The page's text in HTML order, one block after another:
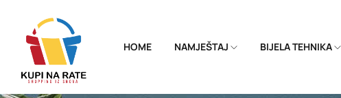
HOME NAMJEŠTAJ BIJELA TEHNIKA